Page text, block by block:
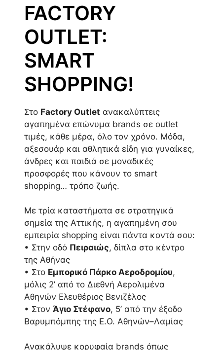
FACTORY
OUTLET:
SMART
SHOPPING!
Στο Factory Outlet ανακαλύπτεις
αγαπημένα επώνυμα brands σε outlet
τιμές, κάθε μέρα, όλο τον χρόνο. Μόδα,
αξεσουάρ και αθλητικά είδη για γυναίκες,
άνδρες και παιδιά σε μοναδικές
προσφορές που κάνουν το smart
shopping… τρόπο ζωής.
Με τρία καταστήματα σε στρατηγικά
σημεία της Αττικής, η αγαπημένη σου
εμπειρία shopping είναι πάντα κοντά σου:
• Στην οδό Πειραιώς, δίπλα στο κέντρο
της Αθήνας
• Στο Εμπορικό Πάρκο Αεροδρομίου,
μόλις 2’ από το Διεθνή Αερολιμένα
Αθηνών Ελευθέριος Βενιζέλος
• Στον Άγιο Στέφανο, 5’ από την έξοδο
Βαρυμπόμπης της Ε.Ο. Αθηνών–Λαμίας
Ανακάλυψε κορυφαία brands όπως